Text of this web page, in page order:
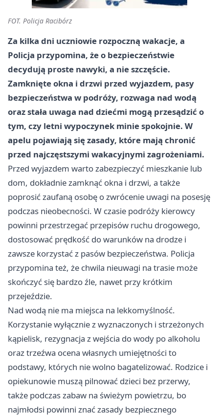
FOT. Policja Racibórz
Za kilka dni uczniowie rozpoczną wakacje, a
Policja przypomina, że o bezpieczeństwie
decydują proste nawyki, a nie szczęście.
Zamknięte okna i drzwi przed wyjazdem, pasy
bezpieczeństwa w podróży, rozwaga nad wodą
oraz stała uwaga nad dziećmi mogą przesądzić o
tym, czy letni wypoczynek minie spokojnie. W
apelu pojawiają się zasady, które mają chronić
przed najczęstszymi wakacyjnymi zagrożeniami.
Przed wyjazdem warto zabezpieczyć mieszkanie lub
dom, dokładnie zamknąć okna i drzwi, a także
poprosić zaufaną osobę o zwrócenie uwagi na posesję
podczas nieobecności. W czasie podróży kierowcy
powinni przestrzegać przepisów ruchu drogowego,
dostosować prędkość do warunków na drodze i
zawsze korzystać z pasów bezpieczeństwa. Policja
przypomina też, że chwila nieuwagi na trasie może
skończyć się bardzo źle, nawet przy krótkim
przejeździe.
Nad wodą nie ma miejsca na lekkomyślność.
Korzystanie wyłącznie z wyznaczonych i strzeżonych
kąpielisk, rezygnacja z wejścia do wody po alkoholu
oraz trzeźwa ocena własnych umiejętności to
podstawy, których nie wolno bagatelizować. Rodzice i
opiekunowie muszą pilnować dzieci bez przerwy,
także podczas zabaw na świeżym powietrzu, bo
najmłodsi powinni znać zasady bezpiecznego